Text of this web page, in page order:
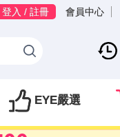
登入 / 註冊 會員中心
EYE嚴選